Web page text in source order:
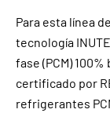
Para esta línea
tecnología
fase (PCM)
certificado por
refrigerantes